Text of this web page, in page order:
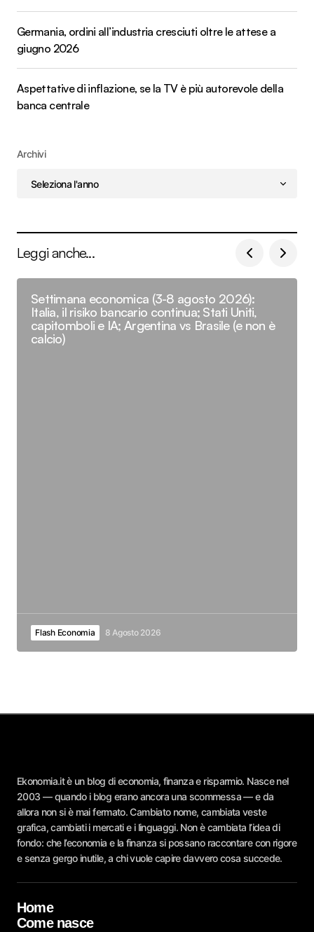
Germania, ordini all’industria cresciuti oltre le attese a
giugno 2026
Aspettative di inflazione, se la TV è più autorevole della
banca centrale
Archivi
Leggi anche...
Settimana economica (3-8 agosto 2026):
Italia, il risiko bancario continua; Stati Uniti,
capitomboli e IA; Argentina vs Brasile (e non è
calcio)
Flash Economia 8 Agosto 2026
Ekonomia.it è un blog di economia, finanza e risparmio. Nasce nel
2003 — quando i blog erano ancora una scommessa — e da
allora non si è mai fermato. Cambiato nome, cambiata veste
grafica, cambiati i mercati e i linguaggi. Non è cambiata l’idea di
fondo: che l’economia e la finanza si possano raccontare con rigore
e senza gergo inutile, a chi vuole capire davvero cosa succede.
Home
Come nasce